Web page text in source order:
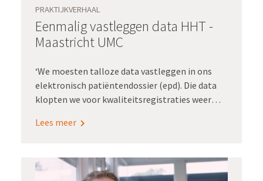
PRAKTIJKVERHAAL
Eenmalig vastleggen data HHT -
Maastricht UMC
‘We moesten talloze data vastleggen in ons
elektronisch patiëntendossier (epd). Die data
klopten we voor kwaliteitsregistraties weer
wilden is het eenmalig vastleggen van data, die
kwaliteitsregistratie en research. Dát was onze
filosofie toen we begonnen in 2015.’
Lees meer